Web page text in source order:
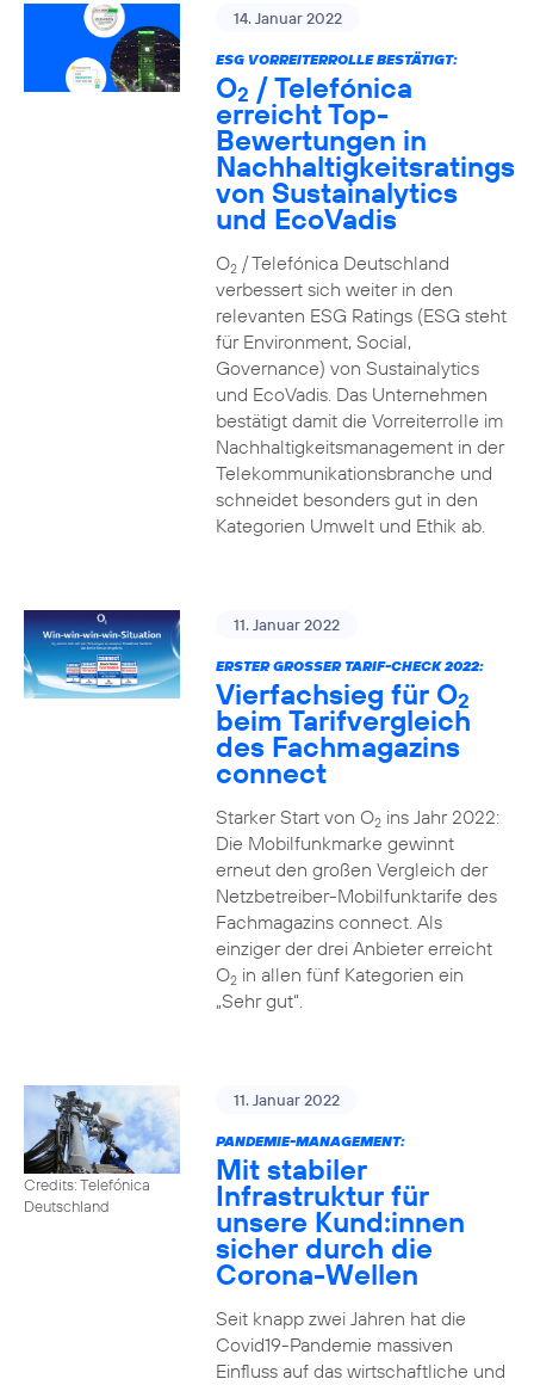
14. Januar 2022
ESG VORREITERROLLE BESTÄTIGT:
O2 / Telefónica
erreicht Top-
Bewertungen in
Nachhaltigkeitsratings
von Sustainalytics
und EcoVadis
O2/ Telefónica Deutschland
verbessert sich weiter in den
relevanten ESG Ratings (ESG steht
für Environment, Social,
Governance) von Sustainalytics
und EcoVadis. Das Unternehmen
bestätigt damit die Vorreiterrolle im
Nachhaltigkeitsmanagement in der
Telekommunikationsbranche und
schneidet besonders gut in den
Kategorien Umwelt und Ethik ab.
11. Januar 2022
ERSTER GROSSER TARIF-CHECK 2022:
Vierfachsieg für O2
beim Tarifvergleich
des Fachmagazins
connect
Starker Start von O2ins Jahr 2022:
Die Mobilfunkmarke gewinnt
erneut den großen Vergleich der
Netzbetreiber-Mobilfunktarife des
Fachmagazins connect. Als
einziger der drei Anbieter erreicht
O2in allen fünf Kategorien ein
„Sehr gut“.
Credits: Telefónica
Deutschland
11. Januar 2022
PANDEMIE-MANAGEMENT:
Mit stabiler
Infrastruktur für
unsere Kund:innen
sicher durch die
Corona-Wellen
Seit knapp zwei Jahren hat die
Covid19-Pandemie massiven
Einfluss auf das wirtschaftliche und